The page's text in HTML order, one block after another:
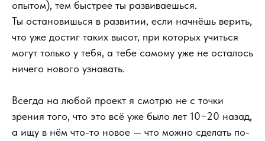
опытом), тем быстрее ты развиваешься.
Ты остановишься в развитии, если начнёшь верить,
что уже достиг таких высот, при которых учиться
могут только у тебя, а тебе самому уже не осталось
ничего нового узнавать.
Всегда на любой проект я смотрю не с точки
зрения того, что это всё уже было лет 10−20 назад,
а ищу в нём что-то новое — что можно сделать по-